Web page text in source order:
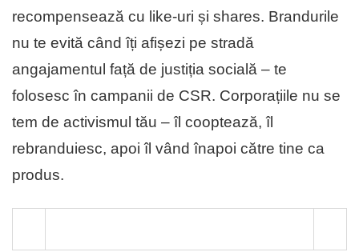
recompensează cu like-uri și shares. Brandurile
nu te evită când îți afișezi pe stradǎ
angajamentul față de justiția socială – te
folosesc în campanii de CSR. Corporațiile nu se
tem de activismul tău – îl cooptează, îl
rebranduiesc, apoi îl vând înapoi către tine ca
produs.